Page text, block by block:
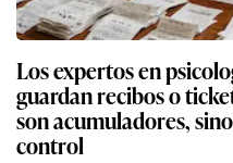
Los expertos en
guardan recibos o
son acumuladores,
control